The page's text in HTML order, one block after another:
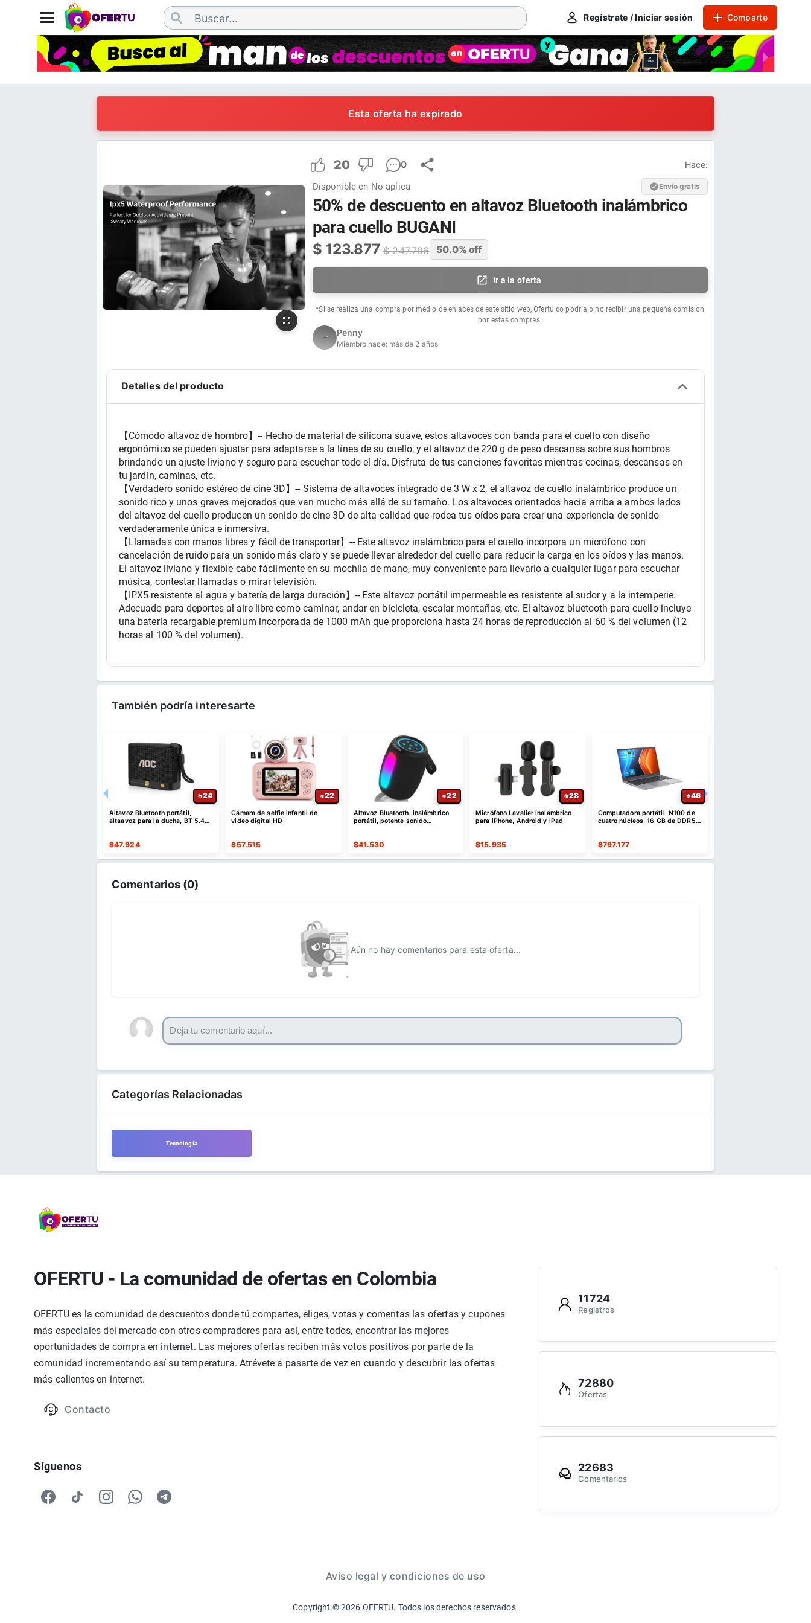
Regístrate / Iniciar sesión Comparte
Esta oferta ha expirado
20 0 Hace:
Disponible en No aplica Envío gratis
50% de descuento en altavoz Bluetooth inalámbrico
para cuello BUGANI
$ 123.877 $247.796 50.0% off
ir a la oferta
*Si se realiza una compra por medio de enlaces de este sitio web, Ofertu.co podría o no recibir una pequeña comisión
por estas compras.
Penny
Miembro hace: más de 2 años
Detalles del producto
【Cómodo altavoz de hombro】-- Hecho de material de silicona suave, estos altavoces con banda para el cuello con diseño
ergonómico se pueden ajustar para adaptarse a la línea de su cuello, y el altavoz de 220 g de peso descansa sobre sus hombros
brindando un ajuste liviano y seguro para escuchar todo el día. Disfruta de tus canciones favoritas mientras cocinas, descansas en
tu jardín, caminas, etc.
【Verdadero sonido estéreo de cine 3D】-- Sistema de altavoces integrado de 3 W x 2, el altavoz de cuello inalámbrico produce un
sonido rico y unos graves mejorados que van mucho más allá de su tamaño. Los altavoces orientados hacia arriba a ambos lados
del altavoz del cuello producen un sonido de cine 3D de alta calidad que rodea tus oídos para crear una experiencia de sonido
verdaderamente única e inmersiva.
【Llamadas con manos libres y fácil de transportar】-- Este altavoz inalámbrico para el cuello incorpora un micrófono con
cancelación de ruido para un sonido más claro y se puede llevar alrededor del cuello para reducir la carga en los oídos y las manos.
El altavoz liviano y flexible cabe fácilmente en su mochila de mano, muy conveniente para llevarlo a cualquier lugar para escuchar
música, contestar llamadas o mirar televisión.
【IPX5 resistente al agua y batería de larga duración】-- Este altavoz portátil impermeable es resistente al sudor y a la intemperie.
Adecuado para deportes al aire libre como caminar, andar en bicicleta, escalar montañas, etc. El altavoz bluetooth para cuello incluye
una batería recargable premium incorporada de 1000 mAh que proporciona hasta 24 horas de reproducción al 60 % del volumen (12
horas al 100 % del volumen).
También podría interesarte
24
Altavoz Bluetooth portátil,
altaavoz para la ducha, BT 5.4
$47.924
22
Cámara de selfie infantil de
video digital HD
$57.515
22
Altavoz Bluetooth, inalámbrico
portátil, potente sonido
$41.530
28
Micrófono Lavalier inalámbrico
para iPhone, Android y iPad
$15.935
46
Computadora portátil, N100 de
cuatro núcleos, 16 GB de DDR5 y
$797.177
Comentarios (0)
Aún no hay comentarios para esta oferta...
Categorías Relacionadas
Tecnología
OFERTU - La comunidad de ofertas en Colombia
OFERTU es la comunidad de descuentos donde tú compartes, eliges, votas y comentas las ofertas y cupones
más especiales del mercado con otros compradores para así, entre todos, encontrar las mejores
oportunidades de compra en internet. Las mejores ofertas reciben más votos positivos por parte de la
comunidad incrementando así su temperatura. Atrévete a pasarte de vez en cuando y descubrir las ofertas
más calientes en internet.
Contacto
Síguenos
11724
Registros
72880
Ofertas
22683
Comentarios
Aviso legal y condiciones de uso
Copyright ©2026 OFERTU. Todos los derechos reservados.